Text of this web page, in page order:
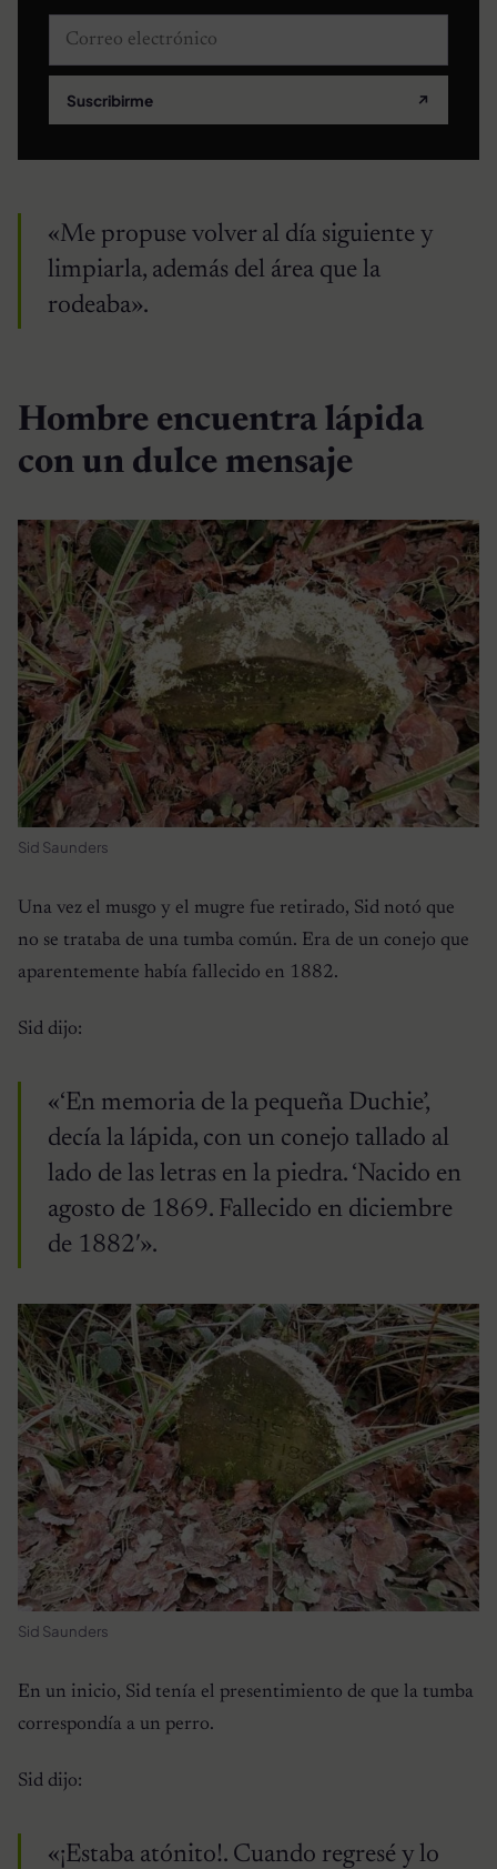
Correo electrónico
Suscribirme ↗
«Me propuse volver al día siguiente y
limpiarla, además del área que la
rodeaba».
Hombre encuentra lápida
con un dulce mensaje
Sid Saunders
Una vez el musgo y el mugre fue retirado, Sid notó que
no se trataba de una tumba común. Era de un conejo que
aparentemente había fallecido en 1882.
Sid dijo:
«‘En memoria de la pequeña Duchie’,
decía la lápida, con un conejo tallado al
lado de las letras en la piedra. ‘Nacido en
agosto de 1869. Fallecido en diciembre
de 1882′».
Sid Saunders
En un inicio, Sid tenía el presentimiento de que la tumba
correspondía a un perro.
Sid dijo:
«¡Estaba atónito!. Cuando regresé y lo